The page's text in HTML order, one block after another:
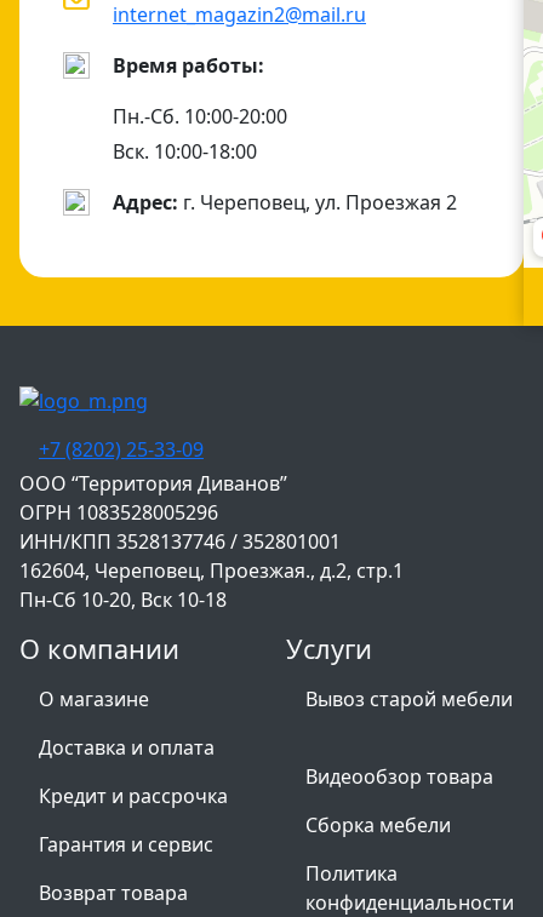
internet_magazin2@mail.ru
Время работы:
Пн.-Сб. 10:00-20:00
Вск. 10:00-18:00
Адрес: г. Череповец, ул. Проезжая 2
О компании
О магазине
Доставка и оплата
Кредит и рассрочка
Гарантия и сервис
Возврат товара
Услуги
Вывоз старой мебели
Видеообзор товара
Сборка мебели
Политика
конфиденциальности
+7 (8202) 25-33-09
‌ООО “Территория Диванов”
ОГРН 1083528005296
ИНН/КПП 3528137746 / 352801001
162604, Череповец, Проезжая., д.2, стр.1
Пн-Сб 10-20, Вск 10-18